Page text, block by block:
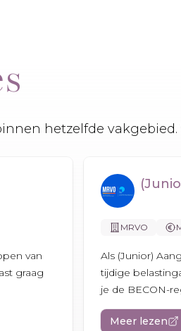
hetzelfde
van
graag
MRVO
Als (Junior)
tijdige
je de BECON-
Meer lezen